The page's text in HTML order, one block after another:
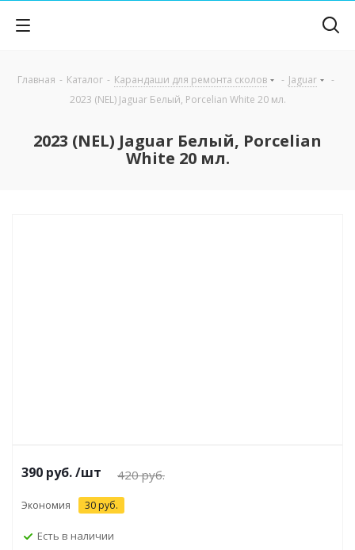
Главная - Каталог - Карандаши для ремонта сколов - Jaguar
-
2023 (NEL) Jaguar Белый, Porcelian White 20 мл.
2023 (NEL) Jaguar Белый, Porcelian
White 20 мл.
390 руб./шт 420руб.
Экономия 30 руб.
Есть в наличии